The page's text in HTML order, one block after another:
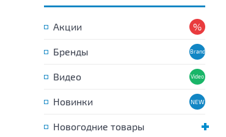
Акции
Бренды
Видео
Новинки
Новогодние товары